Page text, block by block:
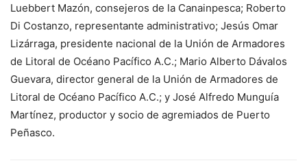
Luebbert Mazón, consejeros de la Canainpesca; Roberto
Di Costanzo, representante administrativo; Jesús Omar
Lizárraga, presidente nacional de la Unión de Armadores
de Litoral de Océano Pacífico A.C.; Mario Alberto Dávalos
Guevara, director general de la Unión de Armadores de
Litoral de Océano Pacífico A.C.; y José Alfredo Munguía
Martínez, productor y socio de agremiados de Puerto
Peñasco.